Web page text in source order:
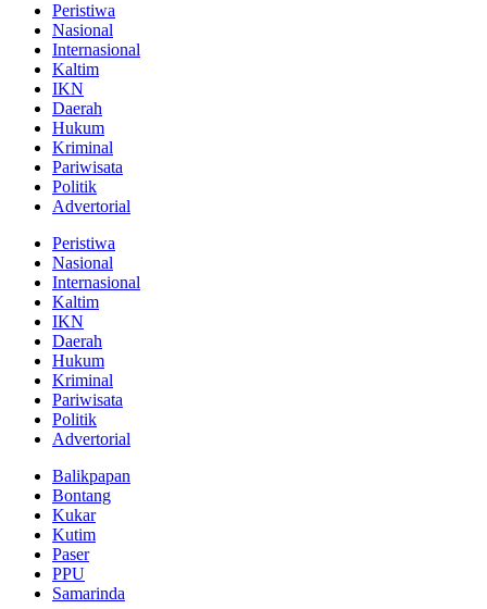
Peristiwa
Nasional
Internasional
Kaltim
IKN
Daerah
Hukum
Kriminal
Pariwisata
Politik
Advertorial
Peristiwa
Nasional
Internasional
Kaltim
IKN
Daerah
Hukum
Kriminal
Pariwisata
Politik
Advertorial
Balikpapan
Bontang
Kukar
Kutim
Paser
PPU
Samarinda